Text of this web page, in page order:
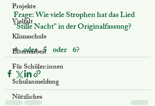
Projekte
Vielfalt
Klimaschule
Elternarbeit
Für Schüler:innen
Schulanmeldung
Nützliches
Frage: Wie viele Strophen hat das Lied
"Stille Nacht" in der Originalfassung?
4    oder    5    oder    6?